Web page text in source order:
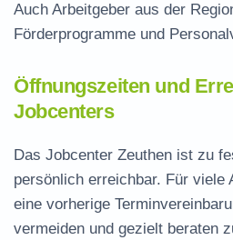
Auch Arbeitgeber aus der
Förderprogramme und
Öffnungszeiten und
Jobcenters
Das Jobcenter Zeuthen ist zu
persönlich erreichbar. Für viele
eine vorherige
vermeiden und gezielt beraten